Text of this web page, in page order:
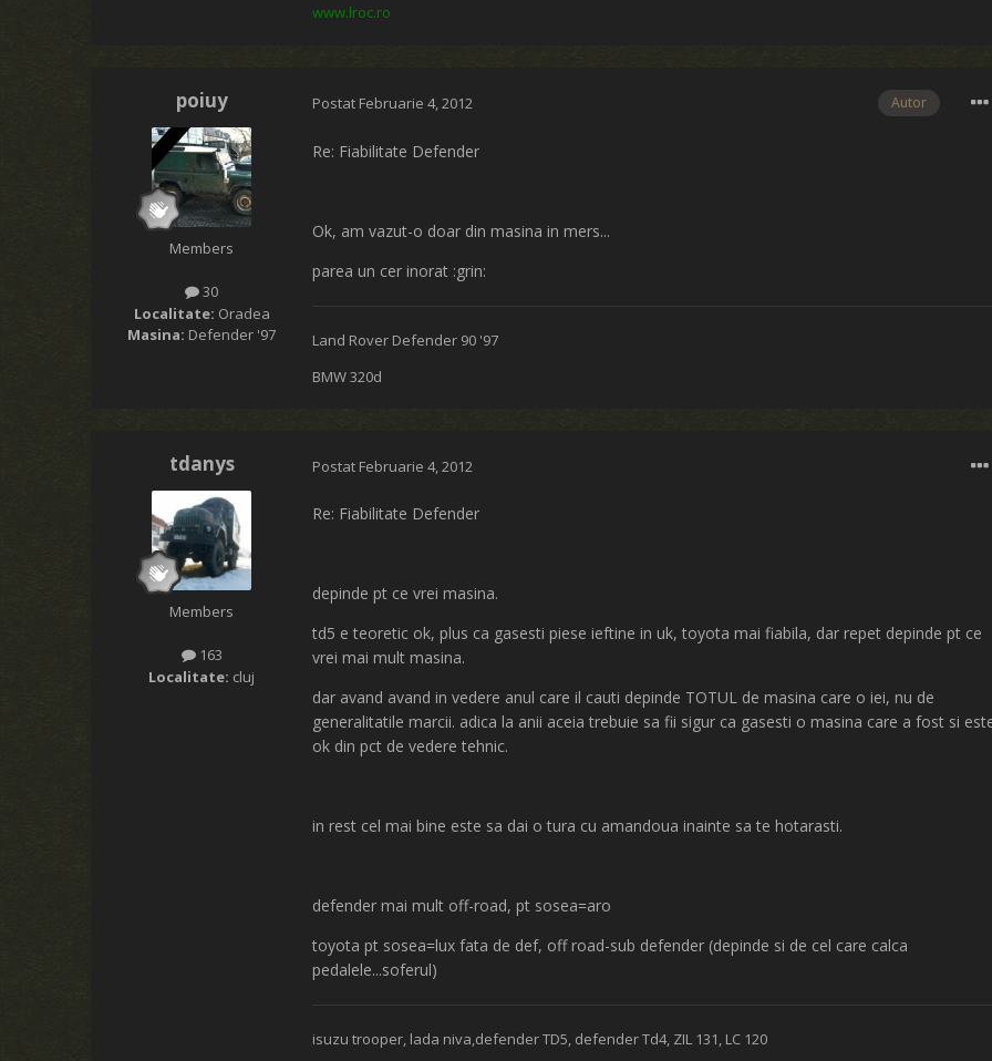
www.lroc.ro
poiuy
Members
30
Localitate: Oradea
Masina: Defender '97
Autor
Postat Februarie 4, 2012
Re: Fiabilitate Defender
Ok, am vazut-o doar din masina in mers...
parea un cer inorat :grin:
Land Rover Defender 90 '97
BMW 320d
tdanys
Members
163
Localitate: cluj
Postat Februarie 4, 2012
Re: Fiabilitate Defender
depinde pt ce vrei masina.
td5 e teoretic ok, plus ca gasesti piese ieftine in uk, toyota mai fiabila, dar repet depinde pt ce
vrei mai mult masina.
dar avand avand in vedere anul care il cauti depinde TOTUL de masina care o iei, nu de
generalitatile marcii. adica la anii aceia trebuie sa fii sigur ca gasesti o masina care a fost si
ok din pct de vedere tehnic.
in rest cel mai bine este sa dai o tura cu amandoua inainte sa te hotarasti.
defender mai mult off-road, pt sosea=aro
toyota pt sosea=lux fata de def, off road-sub defender (depinde si de cel care calca
pedalele...soferul)
isuzu trooper, lada niva,defender TD5, defender Td4, ZIL 131, LC 120